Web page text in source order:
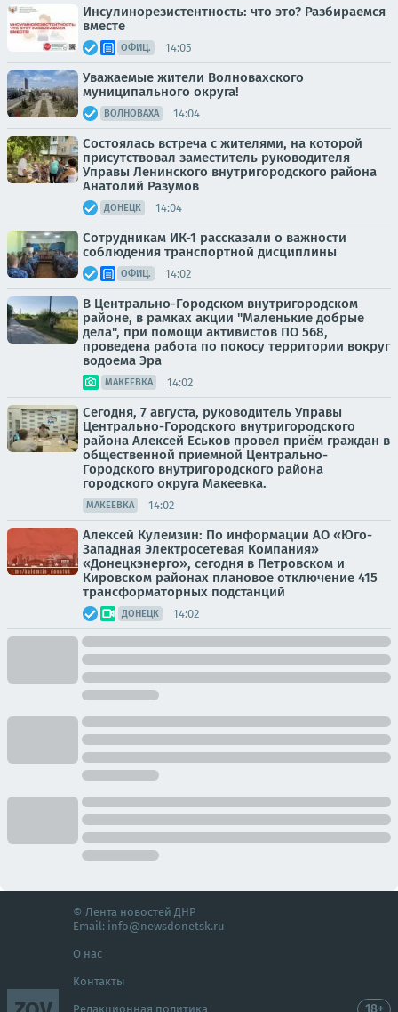
Инсулинорезистентность: что это? Разбираемся
вместе
ОФИЦ. 14:05
Уважаемые жители Волновахского
муниципального округа!
ВОЛНОВАХА 14:04
Состоялась встреча с жителями, на которой
присутствовал заместитель руководителя
Управы Ленинского внутригородского района
Анатолий Разумов
ДОНЕЦК 14:04
Сотрудникам ИК-1 рассказали о важности
соблюдения транспортной дисциплины
ОФИЦ. 14:02
В Центрально-Городском внутригородском
районе, в рамках акции "Маленькие добрые
дела", при помощи активистов ПО 568,
проведена работа по покосу территории вокруг
водоема Эра
МАКЕЕВКА 14:02
Сегодня, 7 августа, руководитель Управы
Центрально-Городского внутригородского
района Алексей Еськов провел приём граждан в
общественной приемной Центрально-
Городского внутригородского района
городского округа Макеевка.
МАКЕЕВКА 14:02
Алексей Кулемзин: По информации АО «Юго-
Западная Электросетевая Компания»
«Донецкэнерго», сегодня в Петровском и
Кировском районах плановое отключение 415
трансформаторных подстанций
ДОНЕЦК 14:02
© Лента новостей ДНР
Email: info@newsdonetsk.ru
О нас
Контакты
Редакционная политика 18+